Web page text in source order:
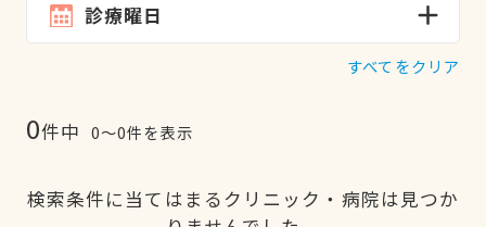
診療曜日
すべてをクリア
0件中 0〜0件を表示
検索条件に当てはまるクリニック・病院は見つか